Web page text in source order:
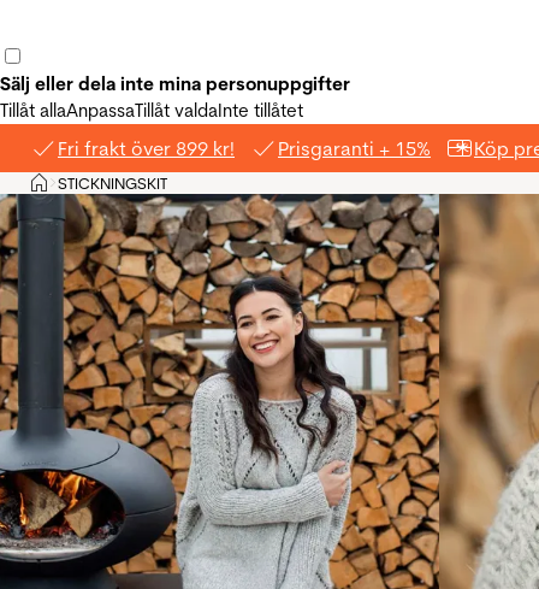
Sälj eller dela inte mina personuppgifter
Tillåt allaAnpassaTillåt valdaInte tillåtet
Fri frakt över 899 kr! Prisgaranti + 15% Köp
Hem
>STICKNINGSKIT